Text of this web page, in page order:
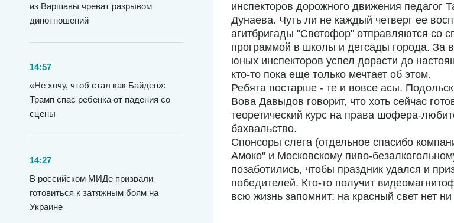
из Варшавы чреват разрывом
дипотношений
14:57
«Не хочу, чтоб стал как Байден»:
Трамп спас ребенка от падения со
сцены
14:27
В российском МИДе призвали
готовиться к затяжным боям на
Украине
инспекторов дорожного движения педагог
Дунаева. Чуть ли не каждый четверг ее
агитбригады "Светофор" отправляются со
программой в школы и детсады города. За
юных инспекторов успел дорасти до
кто-то пока еще только мечтает об этом.
Ребята постарше - те и вовсе асы.
Вова Давыдов говорит, что хоть сейчас
теоретический курс на права шофера-
бахвальство.
Спонсоры слета (отдельное спасибо
Амоко" и Московскому пиво-
позаботились, чтобы праздник удался и
победителей. Кто-то получит
всю жизнь запомнит: на красный свет нет